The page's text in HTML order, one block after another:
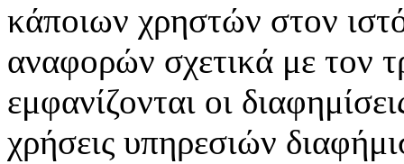
κάποιων χρηστών στον
αναφορών σχετικά με τον
εμφανίζονται οι
χρήσεις υπηρεσιών